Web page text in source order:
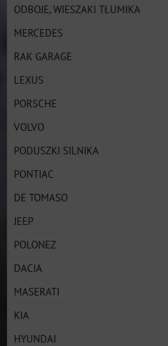
ODBOJE, WIESZAKI TŁUMIKA
MERCEDES
RAK GARAGE
LEXUS
PORSCHE
VOLVO
PODUSZKI SILNIKA
PONTIAC
DE TOMASO
JEEP
POLONEZ
DACIA
MASERATI
KIA
HYUNDAI